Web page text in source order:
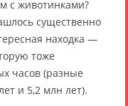
с животинками?
существенно
находка —
тоже
часов (разные
и 5,2 млн лет).